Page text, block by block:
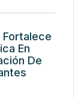
Fortalece
En
De